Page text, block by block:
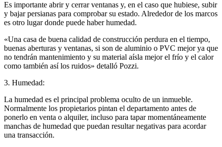
Es importante abrir y cerrar ventanas y, en el caso que hubiese, subir
y bajar persianas para comprobar su estado. Alrededor de los marcos
es otro lugar donde puede haber humedad.
«Una casa de buena calidad de construcción perdura en el tiempo,
buenas aberturas y ventanas, si son de aluminio o PVC mejor ya que
no tendrán mantenimiento y su material aísla mejor el frío y el calor
como también así los ruidos» detalló Pozzi.
3. Humedad:
La humedad es el principal problema oculto de un inmueble.
Normalmente los propietarios pintan el departamento antes de
ponerlo en venta o alquiler, incluso para tapar momentáneamente
manchas de humedad que puedan resultar negativas para acordar
una transacción.